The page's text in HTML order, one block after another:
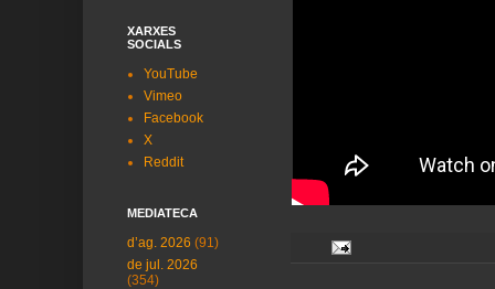
XARXES
SOCIALS
YouTube
Vimeo
Facebook
X
Reddit
MEDIATECA
d’ag. 2026 (91)
de jul. 2026
(354)